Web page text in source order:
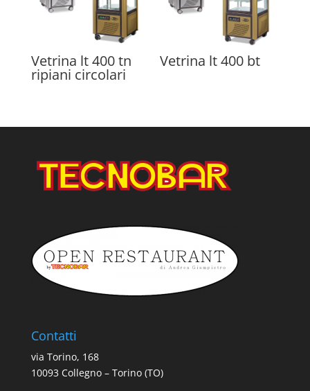
Vetrina lt 400 tn
ripiani circolari
Vetrina lt 400 bt
Contatti
via Torino, 168
10093 Collegno – Torino (TO)